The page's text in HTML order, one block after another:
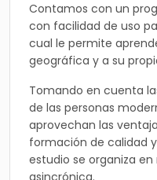
Contamos con un
con facilidad de uso
cual le permite
geográfica y a su
Tomando en cuenta
de las personas
aprovechan las
formación de calidad
estudio se organiza